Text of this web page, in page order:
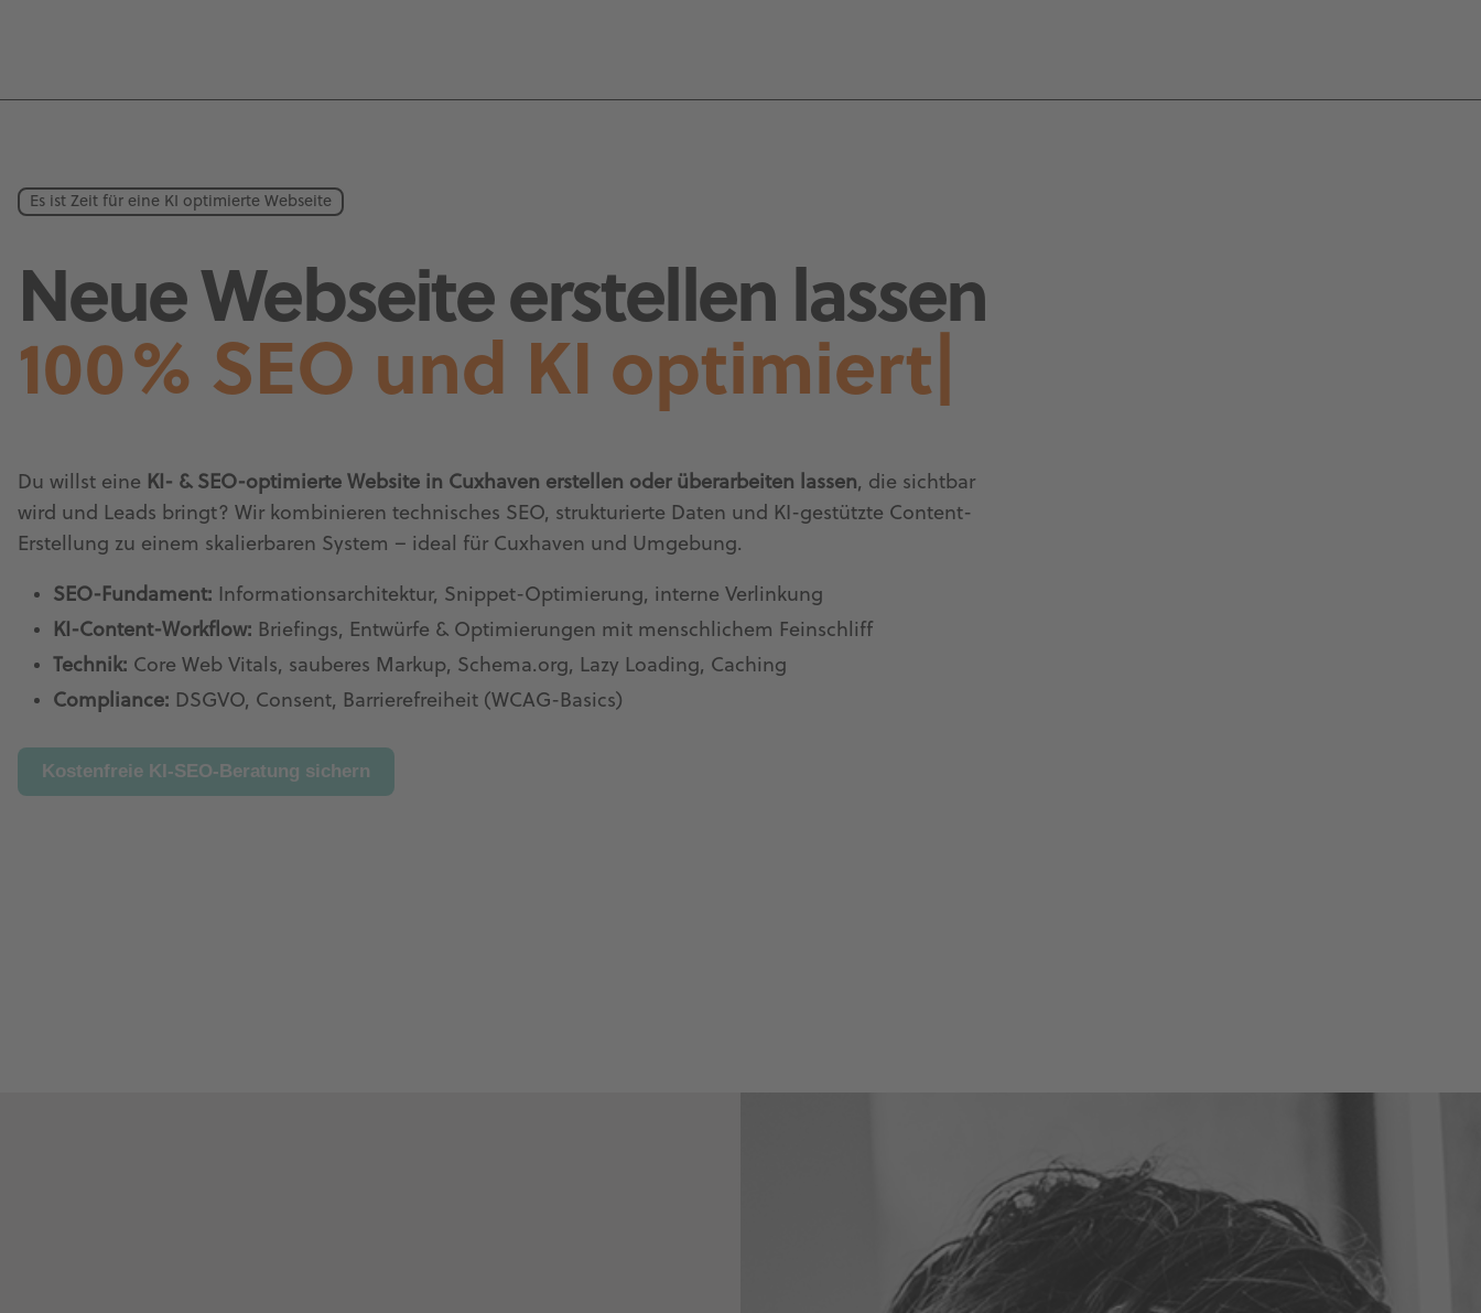
Es ist Zeit für eine KI optimierte Webseite
Neue Webseite erstellen lassen
100% SEO und KI optimiert
Du willst eine KI- & SEO-optimierte Website in Cuxhaven erstellen oder überarbeiten lassen, die sichtbar
wird und Leads bringt? Wir kombinieren technisches SEO, strukturierte Daten und KI-gestützte Content-
Erstellung zu einem skalierbaren System – ideal für Cuxhaven und Umgebung.
SEO-Fundament: Informationsarchitektur, Snippet-Optimierung, interne Verlinkung
KI-Content-Workflow: Briefings, Entwürfe & Optimierungen mit menschlichem Feinschliff
Technik: Core Web Vitals, sauberes Markup, Schema.org, Lazy Loading, Caching
Compliance: DSGVO, Consent, Barrierefreiheit (WCAG-Basics)
Kostenfreie KI-SEO-Beratung sichern